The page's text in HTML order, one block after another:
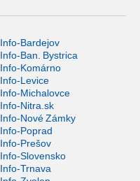
Info-Bardejov
Info-Ban. Bystrica
Info-Komárno
Info-Levice
Info-Michalovce
Info-Nitra.sk
Info-Nové Zámky
Info-Poprad
Info-Prešov
Info-Slovensko
Info-Trnava